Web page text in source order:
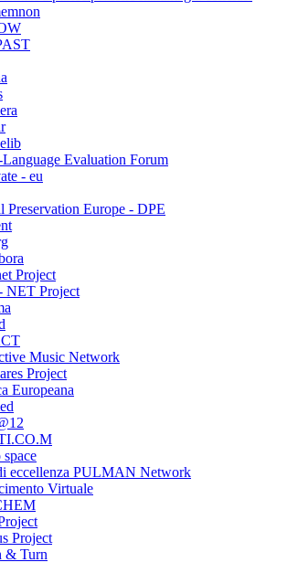
Language Evaluation Forum
- eu
Preservation Europe - DPE
Project
NET Project
Music Network
Project
Europeana
space
eccellenza PULMAN Network
Virtuale
Project
& Turn